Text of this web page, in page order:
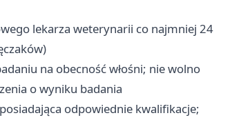
lekarza weterynarii co najmniej 24
na obecność włośni; nie wolno
o wyniku badania
odpowiednie kwalifikacje;